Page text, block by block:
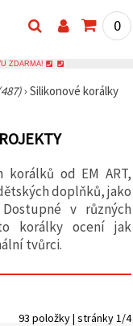
0
ZDARMA!
› Silikonové korálky
korálků od EM ART,
doplňků, jako
v různých
korálky ocení jak
tvůrci.
93 položky | stránky 1/4